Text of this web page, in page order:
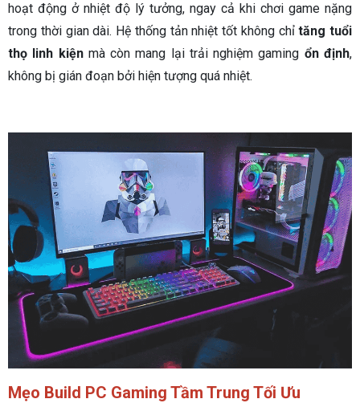
hoạt động ở nhiệt độ lý tưởng, ngay cả khi chơi game nặng
trong thời gian dài. Hệ thống tản nhiệt tốt không chỉtăng tuổi
thọ linh kiệnmà còn mang lại trải nghiệm gaming ổn định,
không bị gián đoạn bởi hiện tượng quá nhiệt.
Mẹo Build PC Gaming Tầm Trung Tối Ưu